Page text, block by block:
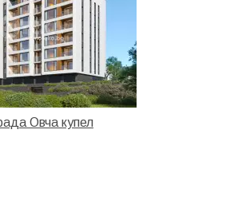
Овча купел